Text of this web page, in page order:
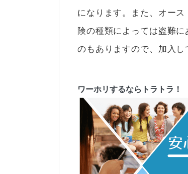
になります。また、オー
険の種類によっては盗難
のもありますので、加入し
ワーホリするならトラトラ！